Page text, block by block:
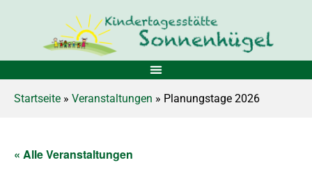
Startseite » Veranstaltungen » Planungstage 2026
« Alle Veranstaltungen